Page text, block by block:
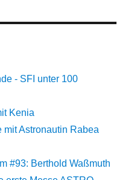
- SFI unter 100
Kenia
Astronautin Rabea
#93: Berthold Waßmuth